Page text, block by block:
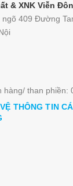
& XNK Viễn
409 Đường
hàng/ than phiền:
THÔNG TIN